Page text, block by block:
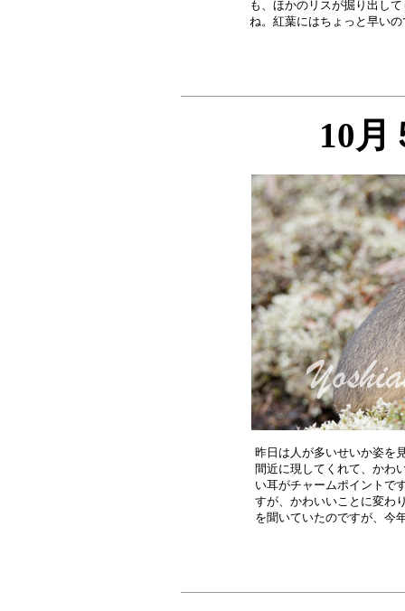
も、ほかのリスが掘り出し
10月
昨日は人が多いせいか姿を
間近に現してくれて、かわ
い耳がチャームポイントで
すが、かわいいことに変わ